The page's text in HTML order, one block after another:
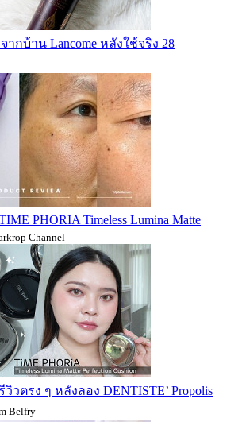
กบ้าน Lancome หลังใช้จริง 28
PHORIA Timeless Lumina Matte
Channel
วตรง ๆ หลังลอง DENTISTE’ Propolis
Belfry